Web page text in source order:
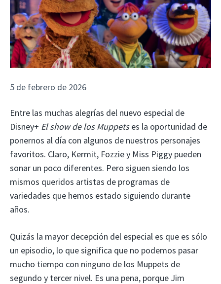
5 de febrero de 2026
Entre las muchas alegrías del nuevo especial de
Disney+ El show de los Muppetses la oportunidad de
ponernos al día con algunos de nuestros personajes
favoritos. Claro, Kermit, Fozzie y Miss Piggy pueden
sonar un poco diferentes. Pero siguen siendo los
mismos queridos artistas de programas de
variedades que hemos estado siguiendo durante
años.
Quizás la mayor decepción del especial es que es sólo
un episodio, lo que significa que no podemos pasar
mucho tiempo con ninguno de los Muppets de
segundo y tercer nivel. Es una pena, porque Jim